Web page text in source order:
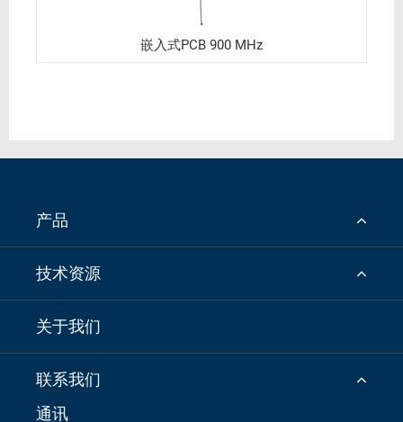
嵌入式PCB 900 MHz
产品
技术资源
关于我们
联系我们
通讯